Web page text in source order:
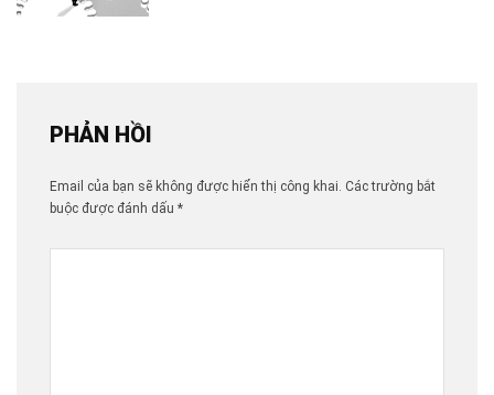
PHẢN HỒI
Email của bạn sẽ không được hiển thị công khai. Các trường bắt
buộc được đánh dấu *